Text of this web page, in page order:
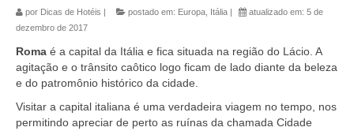
por Dicas de Hotéis postado em: Europa Itália atualizado em: 5 de
dezembro de 2017
Roma é a capital da Itália e fica situada na região do Lácio. A
agitação e o trânsito caôtico logo ficam de lado diante da beleza
e do patromônio histórico da cidade.
Visitar a capital italiana é uma verdadeira viagem no tempo, nos
permitindo apreciar de perto as ruínas da chamada Cidade